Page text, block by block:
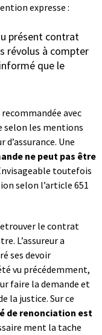
expresse :
présent contrat
révolus à compter
que le
avec
selon les mentions
Une
ne peut pas être
toutefois
selon l’article 651
le contrat
L’assureur a
ses devoir
vu précédemment,
faire la demande et
la justice. Sur ce
de renonciation est
ment la tache